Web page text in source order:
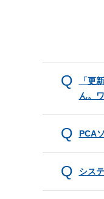
「更
ん。
PCA
シス